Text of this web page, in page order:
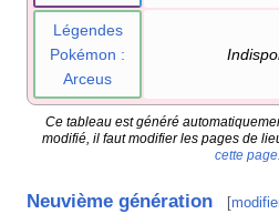
Légendes
Pokémon :
Arceus
Ce tableau est généré
modifié, il faut modifier les pages de
cette page
Neuvième génération [